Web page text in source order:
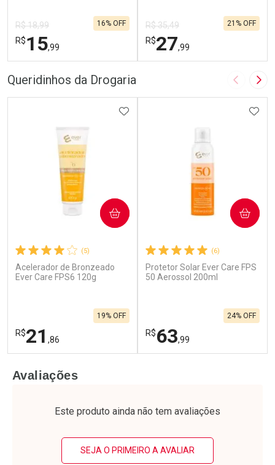
R$ 18,99
R$15,99
16% OFF
Ativar Desconto
R$ 35,49
R$27,99
21% OFF
Ativar Desconto
Queridinhos da Drogaria Imagem
(5)
Acelerador de Bronzeado
Ever Care FPS6 120g
R$21 ,86
19% OFF
ADICIONAR AOS FAVORITOS
COMPRAR
Laboratório
Por Menos
(6)
Protetor Solar Ever Care FPS
50 Aerossol 200ml
R$63,99
24% OFF
COMPRAR
Laboratório
Por Menos
Avaliações
Este produto ainda não tem avaliações
SEJA O PRIMEIRO A AVALIAR